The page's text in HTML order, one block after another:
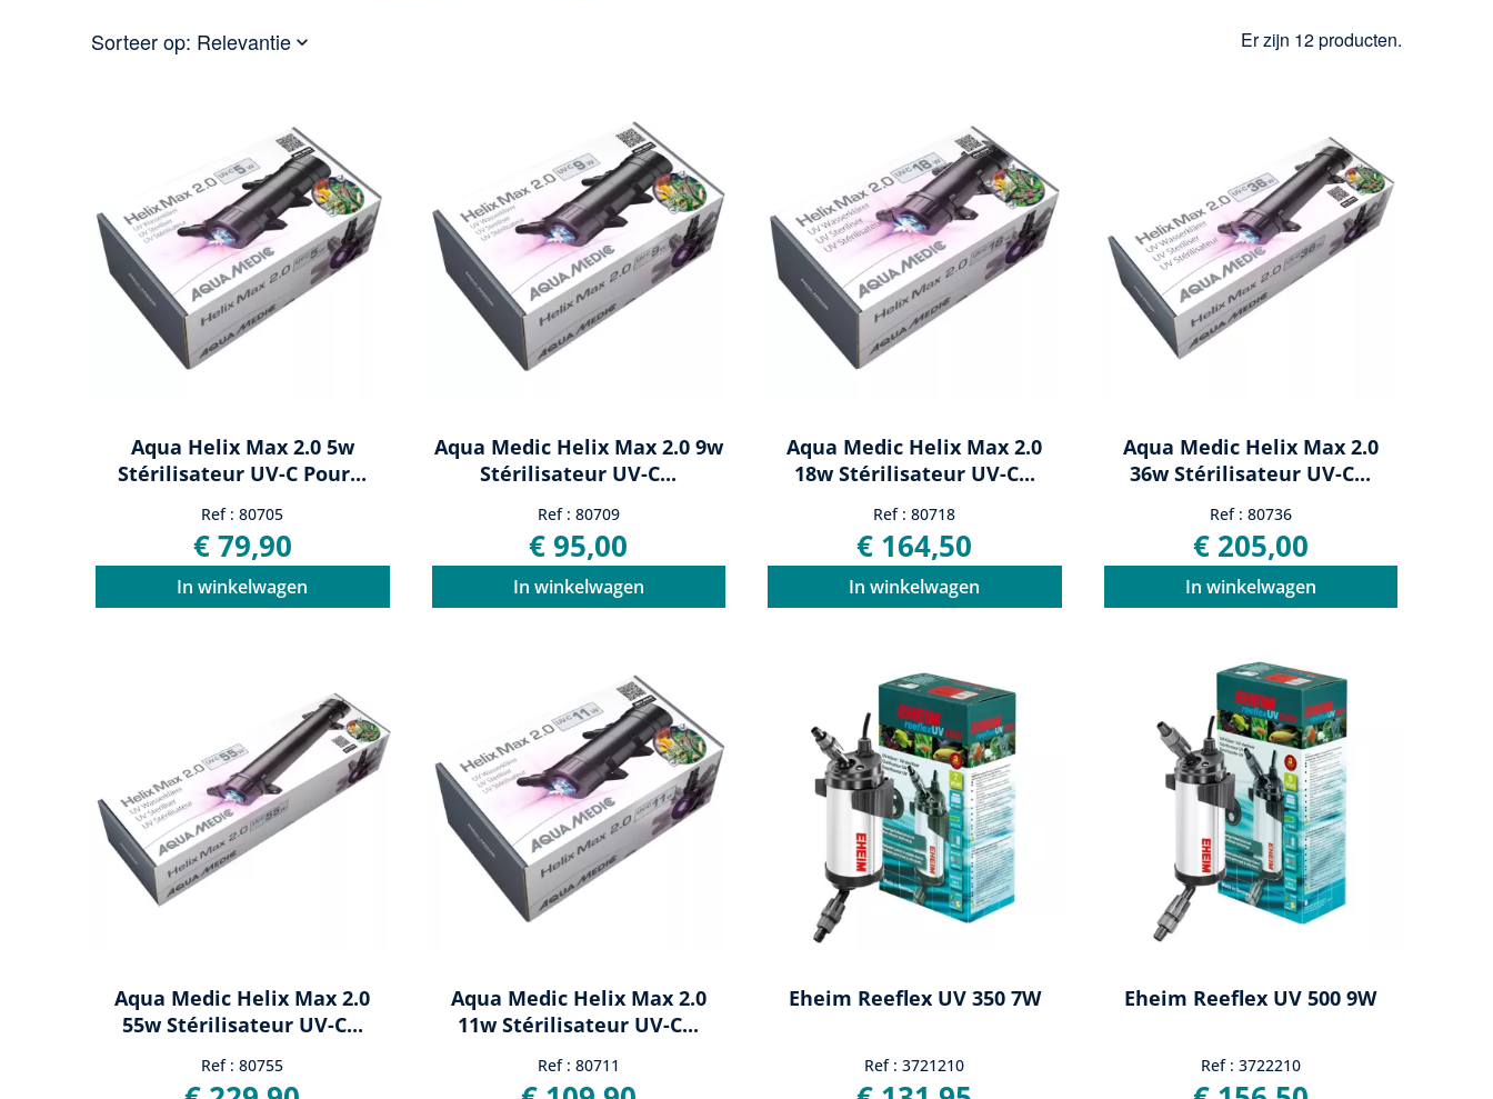
Sorteer op: Relevantie  Er zijn 12 producten.
Aqua Helix Max 2.0 5w
Stérilisateur UV-C Pour...
Ref : 80705
€ 79,90
In winkelwagen
Aqua Medic Helix Max 2.0 9w
Stérilisateur UV-C...
Ref : 80709
€ 95,00
In winkelwagen
Aqua Medic Helix Max 2.0
18w Stérilisateur UV-C...
Ref : 80718
€ 164,50
In winkelwagen
Aqua Medic Helix Max 2.0
36w Stérilisateur UV-C...
Ref : 80736
€ 205,00
In winkelwagen
Aqua Medic Helix Max 2.0
55w Stérilisateur UV-C...
Ref : 80755
Aqua Medic Helix Max 2.0
11w Stérilisateur UV-C...
Ref : 80711
Eheim Reeflex UV 350 7W
Ref : 3721210
Eheim Reeflex UV 500 9W
Ref : 3722210